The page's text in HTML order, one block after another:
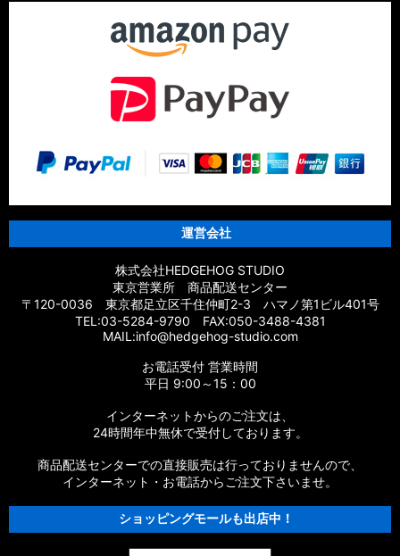
運営会社
株式会社HEDGEHOG STUDIO
東京営業所 商品配送センター
〒120-0036 東京都足立区千住仲町2-3 ハマノ第1ビル401号
TEL:03-5284-9790 FAX:050-3488-4381
MAIL:info@hedgehog-studio.com
お電話受付 営業時間
平日 9:00～15：00
インターネットからのご注文は、
24時間年中無休で受付しております。
商品配送センターでの直接販売は行っておりませんので、
インターネット・お電話からご注文下さいませ。
ショッピングモールも出店中！